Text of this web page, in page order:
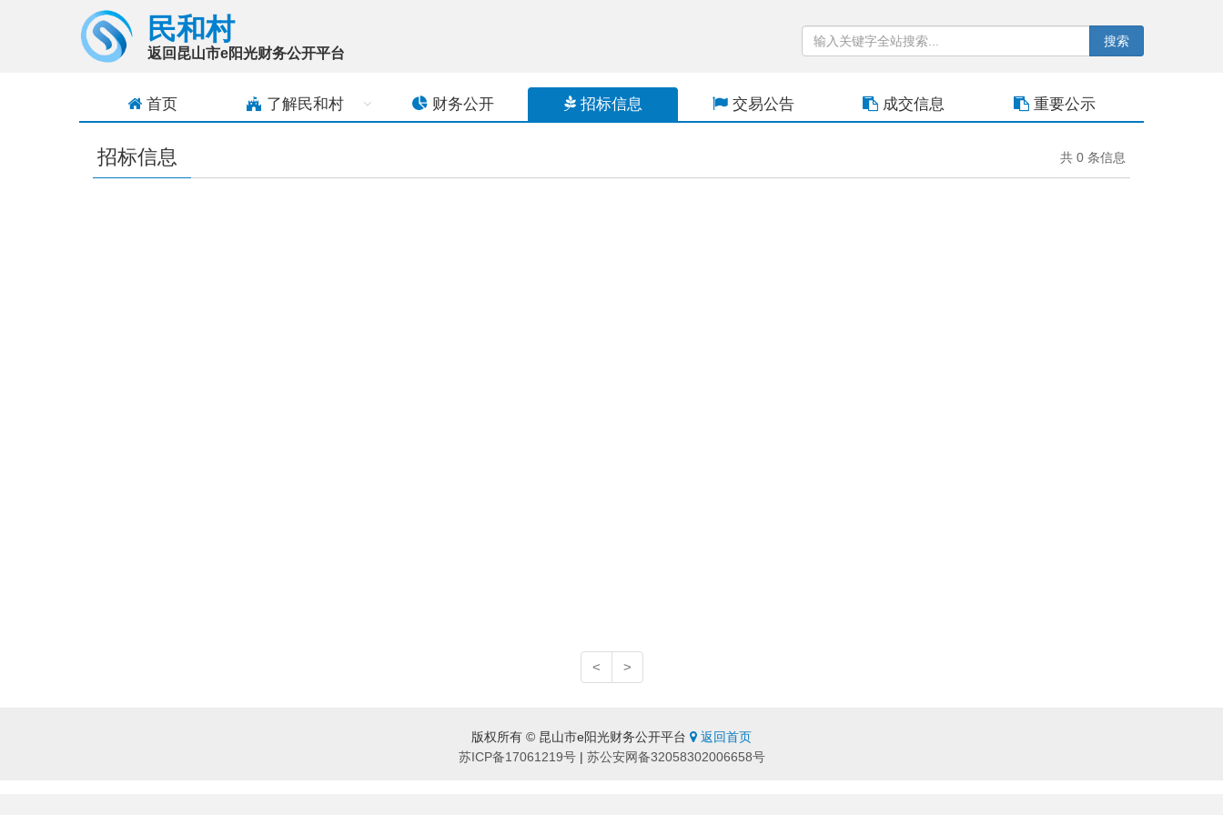
民和村
返回昆山市e阳光财务公开平台
搜索
首页 了解民和村 财务公开 招标信息 交易公告 成交信息 重要公示
招标信息 共 0 条信息
< >
版权所有 © 昆山市e阳光财务公开平台
返回首页
苏ICP备17061219号| 苏公安网备32058302006658号